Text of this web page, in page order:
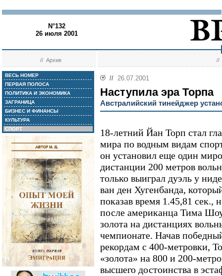
N°132
26 июля 2001
//Архив //
ВЕСЬ НОМЕР
ПЕРВАЯ ПОЛОСА
ПОЛИТИКА И ЭКОНОМИКА
ЗАГРАНИЦА
БИЗНЕС И ФИНАНСЫ
КУЛЬТУРА
СПОРТ
// 26.07.2001
Наступила эра Торпа
Австралийский тинейджер
18-летний Йан Торп стал
мира по водным видам
он установил еще один
дистанции 200 метров
только выиграл дуэль у
ван ден Хугенбанда,
показав время 1.45,81 сек.,
после американца Тима
золота на дистанциях
чемпионате. Начав
рекордам с 400-метровки,
«золота» на 800 и 200-
высшего достоинства в